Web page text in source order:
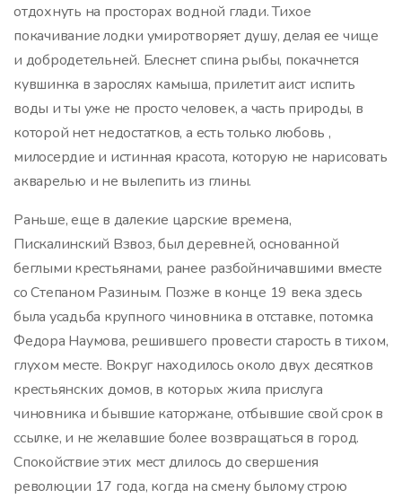
отдохнуть на просторах водной глади. Тихое
покачивание лодки умиротворяет душу, делая ее чище
и добродетельней. Блеснет спина рыбы, покачнется
кувшинка в зарослях камыша, прилетит аист испить
воды и ты уже не просто человек, а часть природы, в
которой нет недостатков, а есть только любовь ,
милосердие и истинная красота, которую не нарисовать
акварелью и не вылепить из глины.
Раньше, еще в далекие царские времена,
Пискалинский Взвоз, был деревней, основанной
беглыми крестьянами, ранее разбойничавшими вместе
со Степаном Разиным. Позже в конце 19 века здесь
была усадьба крупного чиновника в отставке, потомка
Федора Наумова, решившего провести старость в тихом,
глухом месте. Вокруг находилось около двух десятков
крестьянских домов, в которых жила прислуга
чиновника и бывшие каторжане, отбывшие свой срок в
ссылке, и не желавшие более возвращаться в город.
Спокойствие этих мест длилось до свершения
революции 17 года, когда на смену былому строю